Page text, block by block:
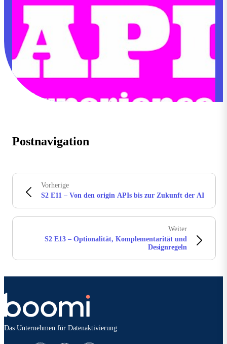
Postnavigation
Vorherige
S2 E11 – Von den origin APIs bis zur Zukunft der AI
Weiter
S2 E13 – Optionalität, Komplementarität und
Designregeln
Das Unternehmen für Datenaktivierung